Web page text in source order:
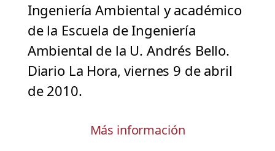
Ingeniería Ambiental y académico
de la Escuela de Ingeniería
Ambiental de la U. Andrés Bello.
Diario La Hora, viernes 9 de abril
de 2010.
Más información